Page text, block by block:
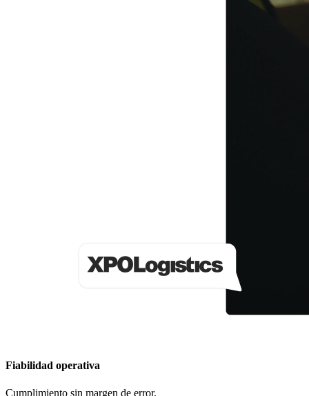
Fiabilidad operativa
Cumplimiento sin margen de error.